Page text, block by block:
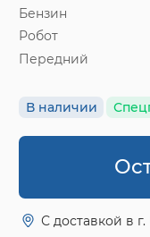
Бензин
Робот
Передний
В наличии
С доставкой в